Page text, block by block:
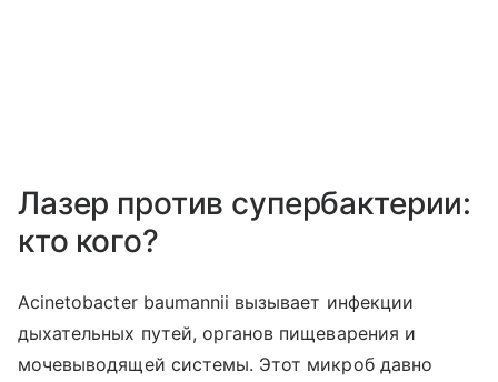
Лазер против супербактерии:
кто кого?
Acinetobacter baumannii вызывает инфекции
дыхательных путей, органов пищеварения и
мочевыводящей системы. Этот микроб давно